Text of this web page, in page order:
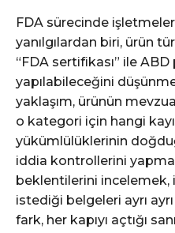
FDA sürecinde
yanılgılardan biri, ürün
“FDA sertifikası” ile ABD
yapılabileceğini
yaklaşım, ürünün
o kategori için hangi
yükümlülüklerinin
iddia kontrollerini
beklentilerini incelemek,
istediği belgeleri ayrı
fark, her kapıyı açtığı